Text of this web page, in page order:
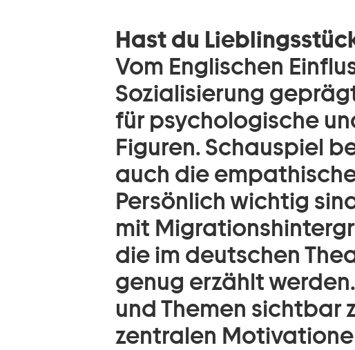
Hast du
Vom Englischen
Sozialisierung
für psychologische
Figuren. Schauspiel
auch die
Persönlich wichtig
mit
die im deutschen
genug erzählt
und Themen sichtbar
zentralen